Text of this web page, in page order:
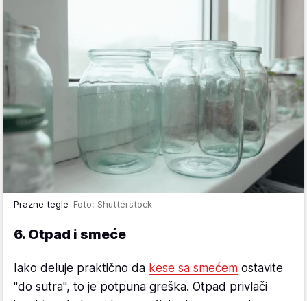
Prazne tegle Foto: Shutterstock
6. Otpad i smeće
Iako deluje praktično da kese sa smećem ostavite
"do sutra", to je potpuna greška. Otpad privlači